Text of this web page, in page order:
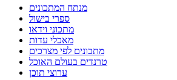
מנתח המתכונים
ספרי בישול
מתכוני וידאו
מאכלי עדות
מתכונים לפי מצרכים
טרנדים בעולם האוכל
ערוצי תוכן